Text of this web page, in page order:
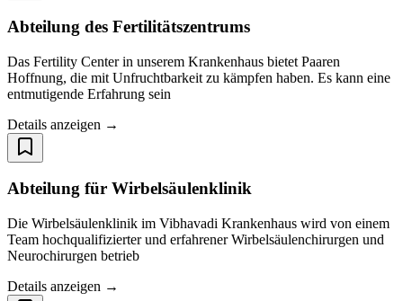
Abteilung des Fertilitätszentrums
Das Fertility Center in unserem Krankenhaus bietet Paaren
Hoffnung, die mit Unfruchtbarkeit zu kämpfen haben. Es kann eine
entmutigende Erfahrung sein
Details anzeigen →
Abteilung für Wirbelsäulenklinik
Die Wirbelsäulenklinik im Vibhavadi Krankenhaus wird von einem
Team hochqualifizierter und erfahrener Wirbelsäulenchirurgen und
Neurochirurgen betrieb
Details anzeigen →